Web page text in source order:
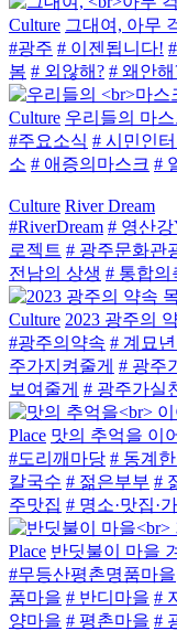
Culture 그대여, 아무
#광주 # 이젠됩니다!
봄 # 외않해? # 왜안해
Culture 우리들의 마
#주요소식 # 시민인
소 # 애증의마스크 #
Culture River Dream
#RiverDream # 영산
로젝트 # 광주문화관
전남의 상생 # 통합의
Culture 2023 광주의
#광주의약속 # 계묘
주가지켜줄게 # 광주
보여줄게 # 광주가실
Place 맛의 추억을 이
#도리깨마당 # 동계
칼국수 # 젊은부부 #
주맛집 # 명소·맛집·
Place 반딧불이 마을
#무등산평촌명품마을
품마을 # 반디마을 #
양마을 # 평촌마을 #